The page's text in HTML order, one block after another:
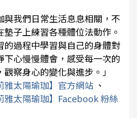
與我們日常生活息息相關，不
墊子上練習各種體位法動作。
的過程中學習與自己的身體對
下心慢慢體會，感受每一次的
觀察身心的變化與進步。」
雅太陽瑜珈】官方網站 、
雅太陽瑜珈】Facebook 粉絲